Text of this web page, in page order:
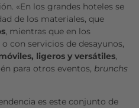
«En los grandes hoteles se
de los materiales, que
, mientras que en los
con servicios de desayunos,
ligeros y versátiles,
para otros eventos, brunchs
es este conjunto de